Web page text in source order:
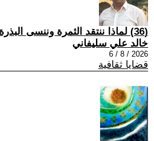
(36) لماذا ننتقد الثمرة وننسى البذرة؟
خالد علي سليفاني
2026 / 8 / 6
قضايا ثقافية